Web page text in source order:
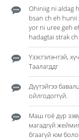
Ohiniig ni aldag
bsan ch eh hunii
yor ni uree geh
hadagtai strak
Үзэсгэлэнтэй,
Таалагддг
Дүүтэйгээ
ойлгодоггүй.
Маш гоё дүр
магадгүй
бгаагүй юм